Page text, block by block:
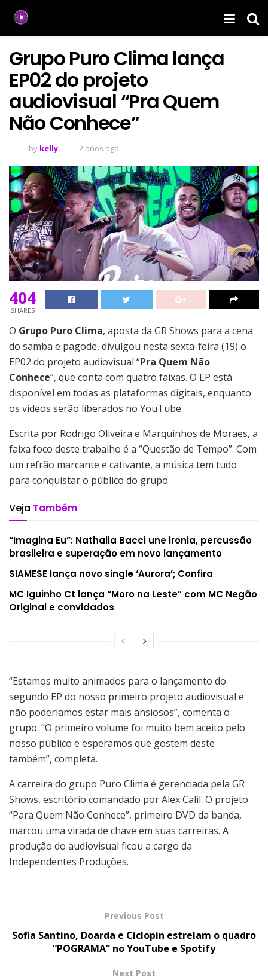
Grupo Puro Clima lança
EP02 do projeto
audiovisual “Pra Quem
Não Conhece”
by kelly 2 anos ago
404
SHARES
O Grupo Puro Clima, aposta da GR Shows para a cena
do samba e pagode, divulgou nesta sexta-feira (19) o
EP02 do projeto audiovisual “Pra Quem Não
Conhece”, que conta com quatro faixas. O EP está
disponível em todas as plataformas digitais, enquanto
os vídeos serão liberados no YouTube.
Escrita por Rodrigo Oliveira e Marquinhos de Moraes, a
faixa foco deste trabalho é a “Questão de Tempo”. Com
um refrão marcante e cativante, a música tem tudo
para conquistar o público do grupo.
Veja Também
“Imagina Eu”: Nathalia Bacci une ironia, percussão
brasileira e superação em novo lançamento
SIAMESE lança novo single ‘Aurora’; Confira
MC Iguinho Ct lança “Moro na Leste” com MC Negão
Original e convidados
“Estamos muito animados para o lançamento do
segundo EP do nosso primeiro projeto audiovisual e
não poderíamos estar mais ansiosos”, comenta o
grupo. “O primeiro volume foi muito bem aceito pelo
nosso público e esperamos que gostem deste
também”, completa.
A carreira do grupo Puro Clima é gerenciada pela GR
Shows, escritório comandado por Alex Calil. O projeto
“Para Quem Não Conhece”, primeiro DVD da banda,
marcou uma virada de chave em suas carreiras. A
produção do audiovisual ficou a cargo da
Independentes Produções.
Previous Post
Sofia Santino, Doarda e Ciclopin estrelam o quadro
“POGRAMA” no YouTube e Spotify
Next Post